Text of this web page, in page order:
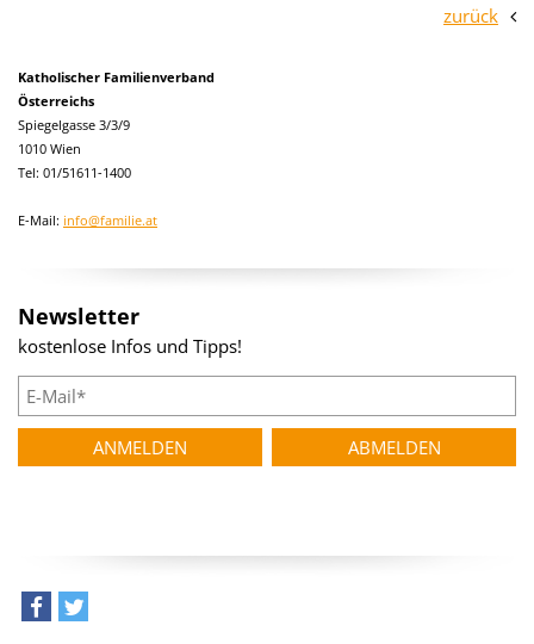
zurück
Katholischer Familienverband
Österreichs
Spiegelgasse 3/3/9
1010 Wien
Tel: 01/51611-1400
E-Mail: info@familie.at
Newsletter
kostenlose Infos und Tipps!